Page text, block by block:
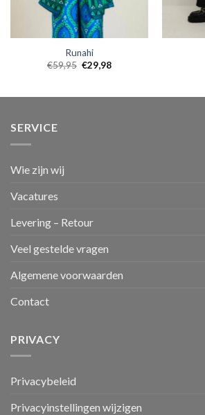
Runahi
€59,95 €29,98
SERVICE
Wie zijn wij
Vacatures
Levering – Retour
Veel gestelde vragen
Algemene voorwaarden
Contact
PRIVACY
Privacybeleid
Privacyinstellingen wijzigen